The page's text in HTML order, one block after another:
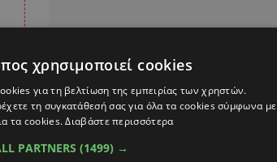
χρησιμοποιεί cookies
για τη βελτίωση της εμπειρίας των χρηστών.
τη συγκατάθεσή σας για όλα τα cookies σύμφωνα με
τα cookies.Διαβάστε περισσότερα
PARTNERS (1499) →